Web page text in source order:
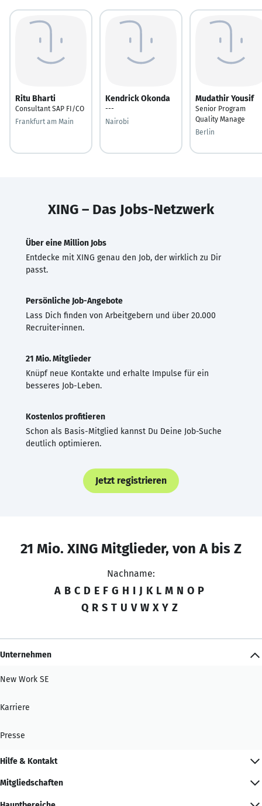
Ritu Bharti
Consultant SAP FI/CO
Frankfurt am Main
Kendrick Okonda
---
Nairobi
Mudathir Yousif
Senior Program
Quality Manage
Berlin
XING – Das Jobs-Netzwerk
Über eine Million Jobs
Entdecke mit XING genau den Job, der wirklich zu Dir
passt.
Persönliche Job-Angebote
Lass Dich finden von Arbeitgebern und über 20.000
Recruiter·innen.
21 Mio. Mitglieder
Knüpf neue Kontakte und erhalte Impulse für ein
besseres Job-Leben.
Kostenlos profitieren
Schon als Basis-Mitglied kannst Du Deine Job-Suche
deutlich optimieren.
Jetzt registrieren
21 Mio. XING Mitglieder, von A bis Z
Nachname:
A B C D E F G H I J K L M N O P
Q R S T U V W X Y Z
Unternehmen
New Work SE
Karriere
Presse
Hilfe & Kontakt
Mitgliedschaften